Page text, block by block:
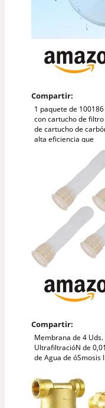
Compartir:
1 paquete de
con cartucho de
de cartucho de
alta eficiencia que
Compartir:
Membrana de 4
UltrafiltracióN de
de Agua de óSmosis